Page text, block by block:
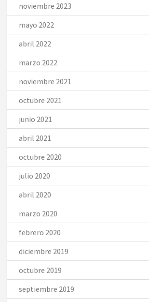
noviembre 2023
mayo 2022
abril 2022
marzo 2022
noviembre 2021
octubre 2021
junio 2021
abril 2021
octubre 2020
julio 2020
abril 2020
marzo 2020
febrero 2020
diciembre 2019
octubre 2019
septiembre 2019